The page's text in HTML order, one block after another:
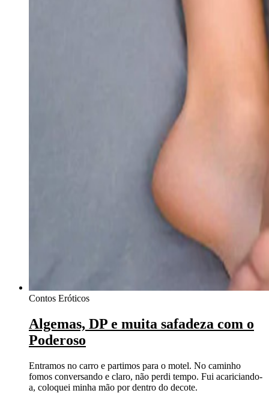
Contos Eróticos
Algemas, DP e muita safadeza com o
Poderoso
Entramos no carro e partimos para o motel. No caminho
fomos conversando e claro, não perdi tempo. Fui acariciando-
a, coloquei minha mão por dentro do decote.